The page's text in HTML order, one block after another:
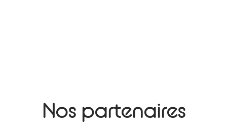
Nos partenaires